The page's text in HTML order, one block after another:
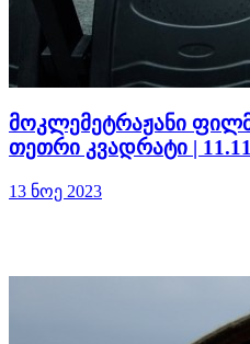
მოკლემეტრაჟანი
თეთრი კვადრატი |
13 ნოე 2023